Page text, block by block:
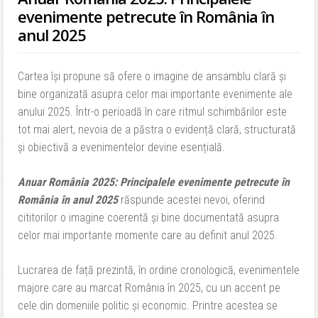
evenimente petrecute în România în
anul 2025
Cartea își propune să ofere o imagine de ansamblu clară și
bine organizată asupra celor mai importante evenimente ale
anului 2025. Într-o perioadă în care ritmul schimbărilor este
tot mai alert, nevoia de a păstra o evidență clară, structurată
și obiectivă a evenimentelor devine esențială.
Anuar România 2025: Principalele evenimente petrecute în
România în anul 2025răspunde acestei nevoi, oferind
cititorilor o imagine coerentă și bine documentată asupra
celor mai importante momente care au definit anul 2025.
Lucrarea de față prezintă, în ordine cronologică, evenimentele
majore care au marcat România în 2025, cu un accent pe
cele din domeniile politic și economic. Printre acestea se